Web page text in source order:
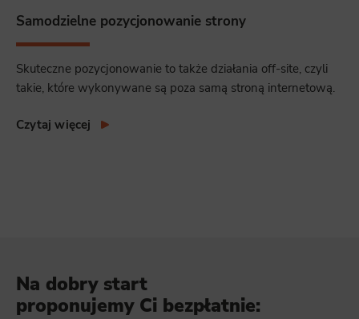
Samodzielne pozycjonowanie strony
Skuteczne pozycjonowanie to także działania off-site, czyli
takie, które wykonywane są poza samą stroną internetową.
Czytaj więcej
Na dobry start
proponujemy Ci bezpłatnie: